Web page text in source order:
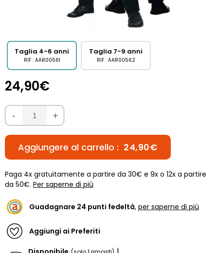
Taglia 4-6 anni
RIF : AAR00561
Taglia 7-9 anni
RIF : AAR00562
24,90€
- +
Aggiungere al carrello : 24,90€
Paga 4x gratuitamente a partire da 30€ e 9x o 12x a partire
da 50€. Per saperne di più
Guadagnare 24 punti fedeltà, per saperne di più
Aggiungi ai Preferiti